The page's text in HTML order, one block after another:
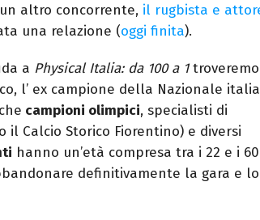
altro concorrente, il rugbista e
una relazione (oggi finita).
a Physical Italia: da 100 a 1troveremo
l’ ex campione della Nazionale
campioni olimpici, specialisti di
il Calcio Storico Fiorentino) e diversi
hanno un’età compresa tra i 22 e i
definitivamente la gara e lo